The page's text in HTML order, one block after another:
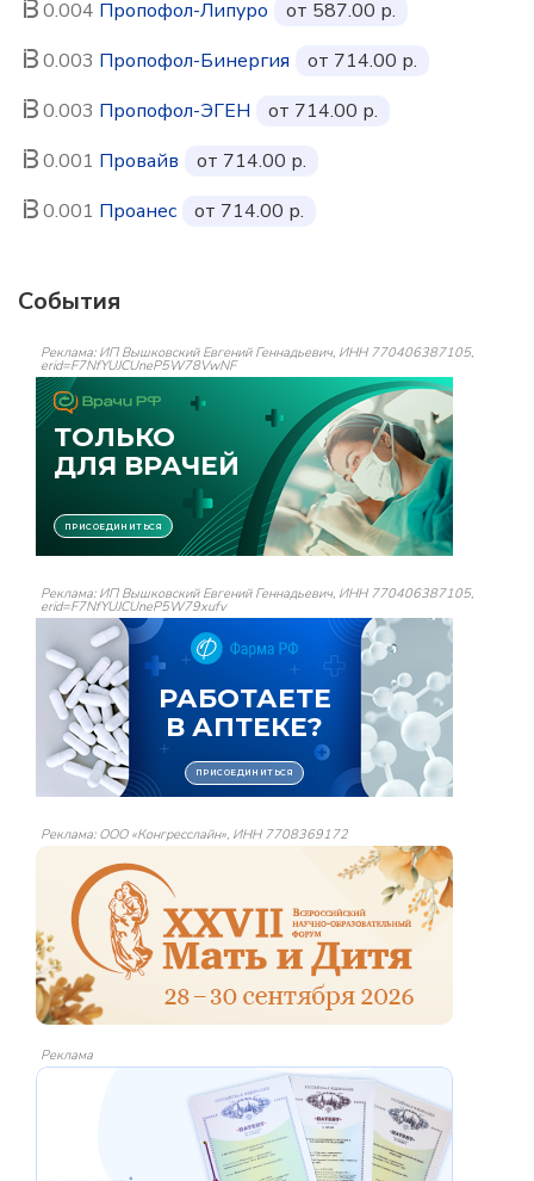
0.004 Пропофол-Липуро
от 587.00 р.
0.003 Пропофол-Бинергия
от 714.00 р.
0.003 Пропофол-ЭГЕН
от 714.00 р.
0.001 Провайв
от 714.00 р.
0.001 Проанес от 714.00 р.
События
Реклама: ИП Вышковский Евгений Геннадьевич, ИНН 770406387105,
erid=F7NfYUJCUneP5W78VwNF
Реклама: ИП Вышковский Евгений Геннадьевич, ИНН 770406387105,
erid=F7NfYUJCUneP5W79xufv
Реклама: ООО «Конгресслайн», ИНН 7708369172
Реклама